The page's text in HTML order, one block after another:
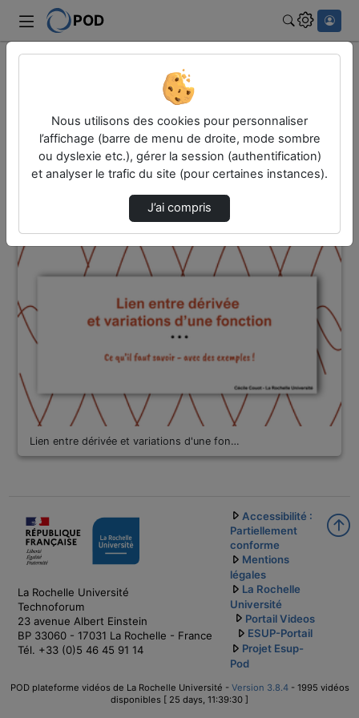
POD
1 vidéo trouvée
Audio Vidéo
Direction de tri
00:03:26
Lien entre dérivée et variations d'une fon…
La Rochelle Université
Technoforum
23 avenue Albert Einstein
BP 33060 - 17031 La Rochelle - France
Tél. +33 (0)5 46 45 91 14
Accessibilité :
Partiellement
conforme
Mentions
légales
La Rochelle
Université
Portail Videos
ESUP-Portail
Projet Esup-
Pod
POD plateforme vidéos de La Rochelle Université - Version 3.8.4- 1995 vidéos
disponibles [ 25 days, 11:39:30 ]
Nous utilisons des cookies pour personnaliser
l’affichage (barre de menu de droite, mode sombre
ou dyslexie etc.), gérer la session (authentification)
et analyser le trafic du site (pour certaines instances).
J’ai compris